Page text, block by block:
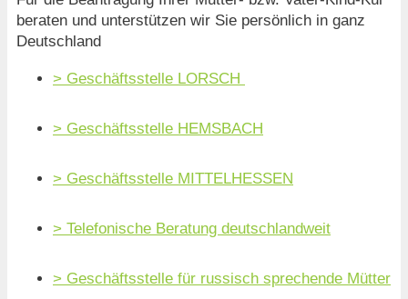
beraten und unterstützen wir Sie persönlich in ganz
Deutschland
> Geschäftsstelle LORSCH
> Geschäftsstelle HEMSBACH
> Geschäftsstelle MITTELHESSEN
> Telefonische Beratung deutschlandweit
> Geschäftsstelle für russisch sprechende Mütter